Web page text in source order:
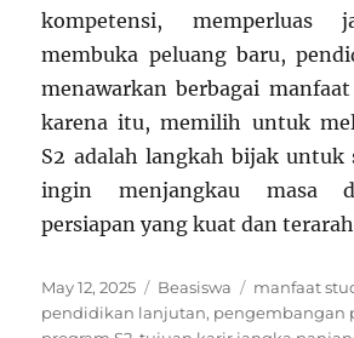
kompetensi, memperluas
membuka peluang baru,
menawarkan berbagai
karena itu, memilih untuk
S2 adalah langkah bijak untuk
ingin menjangkau masa
persiapan yang kuat dan
Posted
on
May 12, 2025 Categories
Beasiswa Tags
manfaat
pendidikan lanjutan, pengembangan